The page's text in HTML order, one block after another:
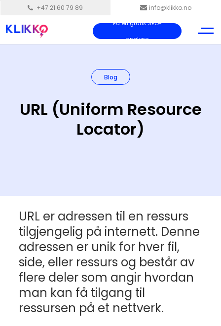
+47 21 60 79 89 info@klikko.no
Få en gratis SEO-
analyse
Blog
URL (Uniform Resource
Locator)
URL er adressen til en ressurs
tilgjengelig på internett. Denne
adressen er unik for hver fil,
side, eller ressurs og består av
flere deler som angir hvordan
man kan få tilgang til
ressursen på et nettverk.